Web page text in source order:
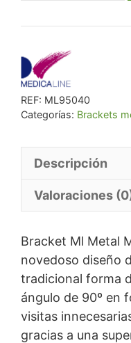
REF: ML95040
Categorías: Brackets
Descripción
Valoraciones
Bracket Ml Metal
novedoso diseño
tradicional forma
ángulo de 90º en
visitas
gracias a una